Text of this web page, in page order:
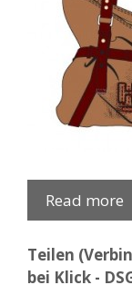
Read more
Teilen
bei Klick -